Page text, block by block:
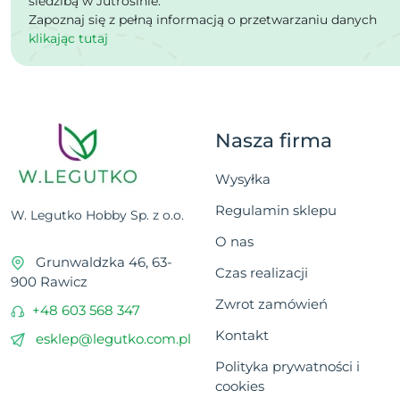
Zapoznaj się z pełną informacją o przetwarzaniu danych
klikając tutaj
W. Legutko Hobby Sp. z o.o.
Grunwaldzka 46, 63-
900 Rawicz
+48 603 568 347
esklep@legutko.com.pl
Nasza firma
Wysyłka
Regulamin sklepu
O nas
Czas realizacji
Zwrot zamówień
Kontakt
Polityka prywatności i
cookies